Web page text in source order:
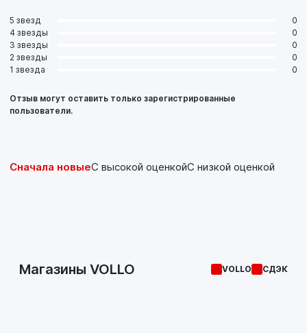
5 звезд
0
4 звезды
0
3 звезды
0
2 звезды
0
1 звезда
0
Отзыв могут оставить только зарегистрированные
пользователи.
Сначала новыеС высокой оценкойС низкой оценкой
Магазины VOLLO VOLLO СДЭК